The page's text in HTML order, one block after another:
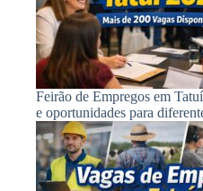
Feirão de Empregos em
e oportunidades para